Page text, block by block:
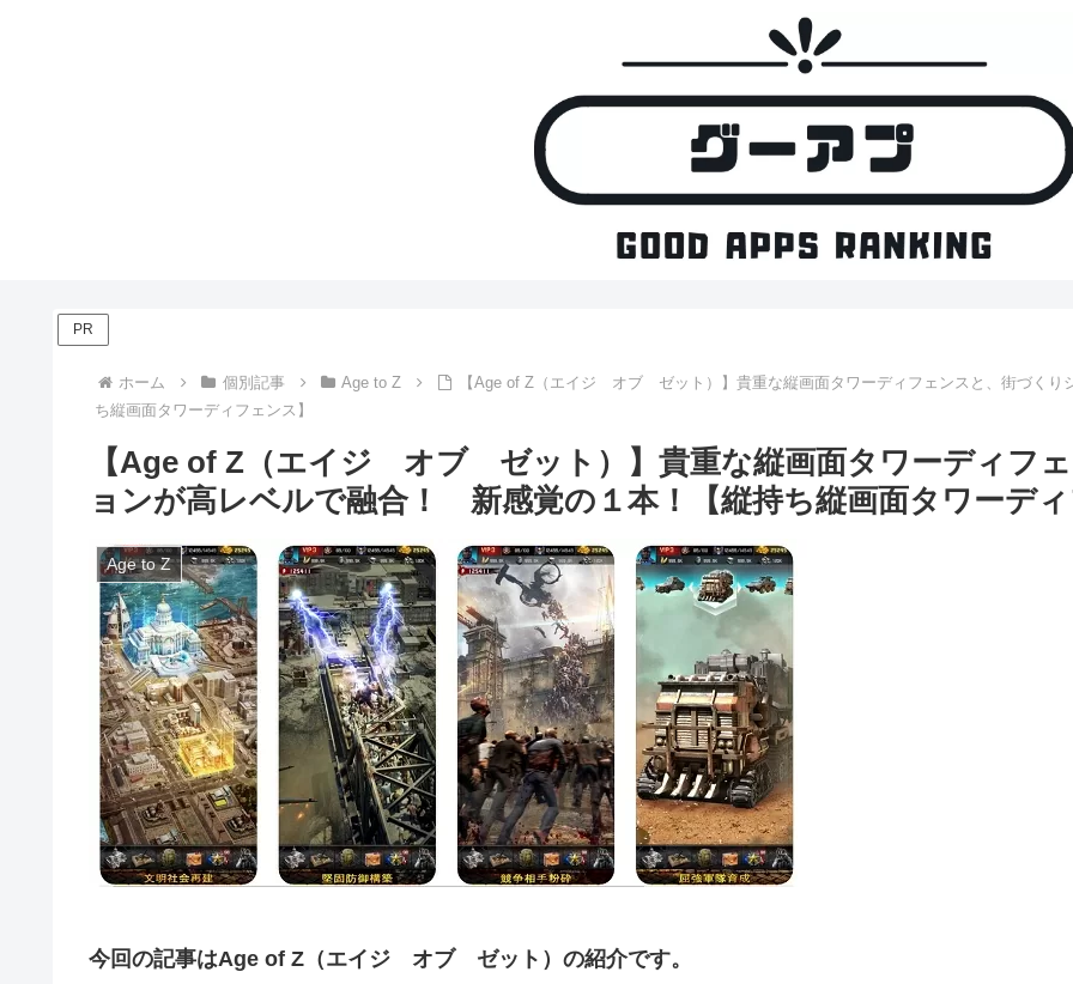
PR
ホーム 個別記事 Age to Z
【Age of Z（エイジ オブ ゼット）】貴重な縦画面タワーディフェンスと、街づく
ち縦画面タワーディフェンス】
【Age of Z（エイジ オブ ゼット）】貴重な縦画面タワーディフ
ョンが高レベルで融合！ 新感覚の１本！【縦持ち縦画面タワーデ
Age to Z
今回の記事はAge of Z（エイジ オブ ゼット）の紹介です。